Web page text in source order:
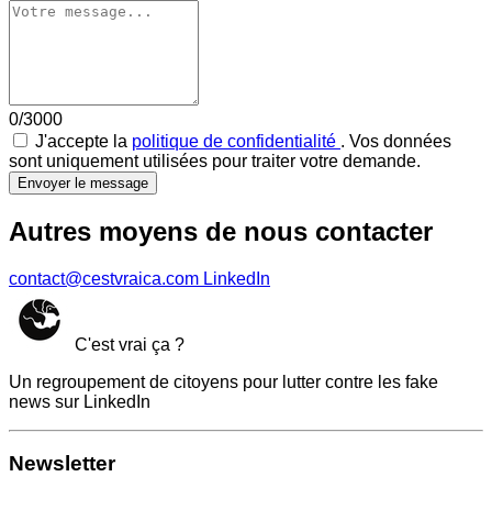
0/3000
J'accepte la politique de confidentialité . Vos données
sont uniquement utilisées pour traiter votre demande.
Envoyer le message
Autres moyens de nous contacter
contact@cestvraica.com LinkedIn
C'est vrai ça ?
Un regroupement de citoyens pour lutter contre les fake
news sur LinkedIn
Newsletter